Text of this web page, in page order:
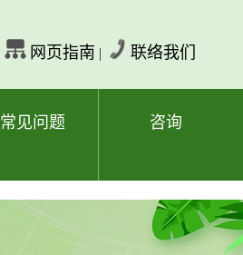
网页指南 | 联络我们
常见问题 咨询